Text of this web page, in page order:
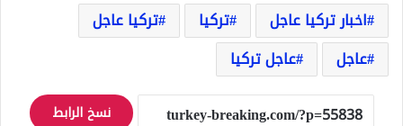
اخبار تركيا عاجل
تركيا
تركيا عاجل
عاجل
عاجل تركيا
نسخ الرابط